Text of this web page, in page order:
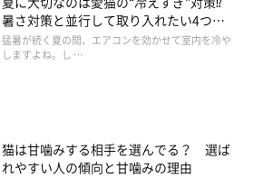
暑さ対策と並行して取り入れたい4つの
工夫
猛暑が続く夏の間、エアコンを効かせて室内を冷や
しますよね。し …
猫は甘噛みする相手を選んでる？ 選ば
れやすい人の傾向と甘噛みの理由